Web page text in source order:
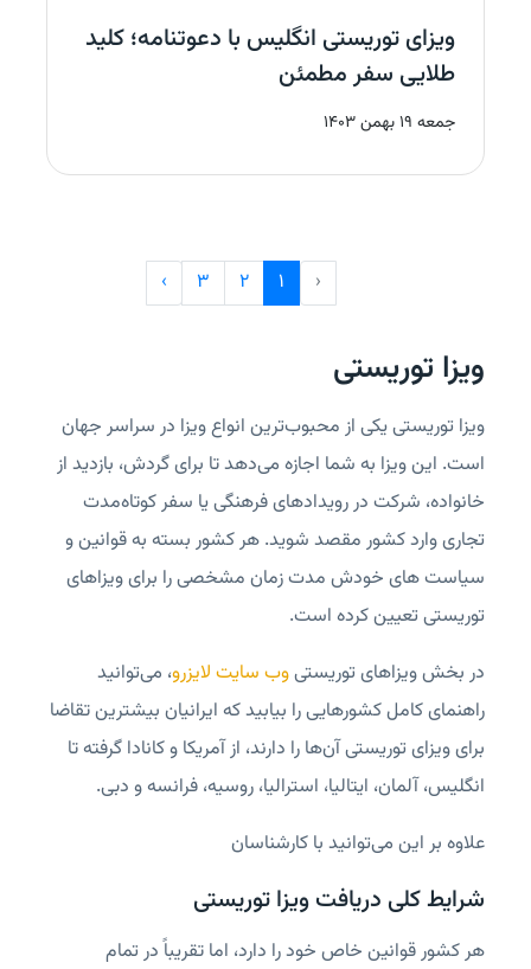
ویزای توریستی انگلیس با دعوتنامه؛ کلید
طلایی سفر مطمئن
جمعه 19 بهمن 1403
‹
1
2
3
›
ویزا توریستی
ویزا توریستی یکی از محبوب‌ترین انواع ویزا در سراسر جهان
است. این ویزا به شما اجازه می‌دهد تا برای گردش، بازدید از
خانواده، شرکت در رویدادهای فرهنگی یا سفر کوتاه‌مدت
تجاری وارد کشور مقصد شوید. هر کشور بسته به قوانین و
سیاست های خودش مدت زمان مشخصی را برای ویزاهای
توریستی تعیین کرده است.
در بخش ویزاهای توریستیوب‌ سایت لایزرو، می‌توانید
راهنمای کامل کشورهایی را بیابید که ایرانیان بیشترین تقاضا
برای ویزای توریستی آن‌ها را دارند، از آمریکا و کانادا گرفته تا
انگلیس، آلمان، ایتالیا، استرالیا، روسیه، فرانسه و دبی.
علاوه بر این می‌توانید با کارشناسان
شرایط کلی دریافت ویزا توریستی
هر کشور قوانین خاص خود را دارد، اما تقریباً در تمام